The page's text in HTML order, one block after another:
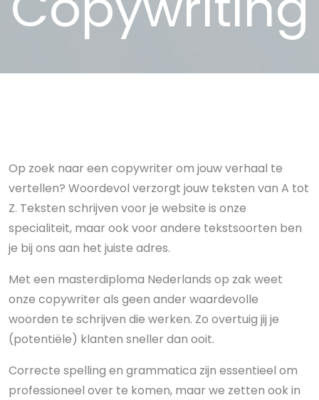
Op zoek naar een copywriter om jouw verhaal te
vertellen? Woordevol verzorgt jouw teksten van A tot
Z. Teksten schrijven voor je website is onze
specialiteit, maar ook voor andere tekstsoorten ben
je bij ons aan het juiste adres.
Met een masterdiploma Nederlands op zak weet
onze copywriter als geen ander waardevolle
woorden te schrijven die werken. Zo overtuig jij je
(potentiële) klanten sneller dan ooit.
Correcte spelling en grammatica zijn essentieel om
professioneel over te komen, maar we zetten ook in